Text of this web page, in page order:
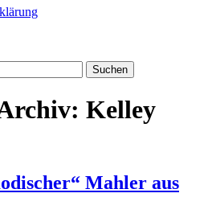
Kelley
Mahler aus